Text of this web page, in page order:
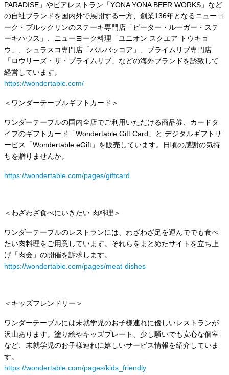
PARADISE」やビアレストラン「YONA YONA BEER WORKS」など
の自社ブランドを国内外で展開する一方、創業136年となるニューヨ
ーク・ブルックリンのステーキ専門店「ピーター・ルーガー・ステ
ーキハウス」、ニューヨーク料理「ユニオン スクエア トウキョ
ウ」、シュラスコ専門店「バルバッコア」、プライムリブ専門店
「ロウリーズ・ザ・プライムリブ」などの海外ブランドを誘致して
経営しています。
https://wondertable.com/
＜ワンダーテーブルギフトカード＞
ワンダーテーブルの国内全店でご利用いただける商品券、カードタ
イプのギフトカード「Wondertable Gift Card」と デジタルギフトサ
ービス「Wondertable eGift」を販売しています。日頃の感謝の気持
ちを贈りませんか。
https://wondertable.com/pages/giftcard
＜わざわざ食べにいきたい 肉料理＞
ワンダーテーブルのレストランには、わざわざ足を運んででも食べ
たい肉料理をご用意しています。それらをまとめたサイトを立ち上
げ「肉会」の開催を訴求します。
https://wondertable.com/pages/meat-dishes
＜キッズフレンドリー＞
ワンダーテーブルには未就学児のお子様連れに優しいレストランが
沢山あります。塗り絵やキッズプレート、少し騒いでも安心な個室
など、未就学児のお子様連れに嬉しいサービス情報を紹介していま
す。
https://wondertable.com/pages/kids_friendly